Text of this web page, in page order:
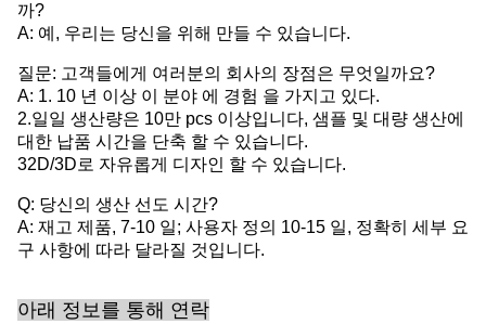
까?
A: 예, 우리는 당신을 위해 만들 수 있습니다.
질문: 고객들에게 여러분의 회사의 장점은 무엇일까요?
A: 1. 10 년 이상 이 분야 에 경험 을 가지고 있다.
2.일일 생산량은 10만 pcs 이상입니다, 샘플 및 대량 생산에
대한 납품 시간을 단축 할 수 있습니다.
32D/3D로 자유롭게 디자인 할 수 있습니다.
Q: 당신의 생산 선도 시간?
A: 재고 제품, 7-10 일; 사용자 정의 10-15 일, 정확히 세부 요
구 사항에 따라 달라질 것입니다.
아래 정보를 통해 연락